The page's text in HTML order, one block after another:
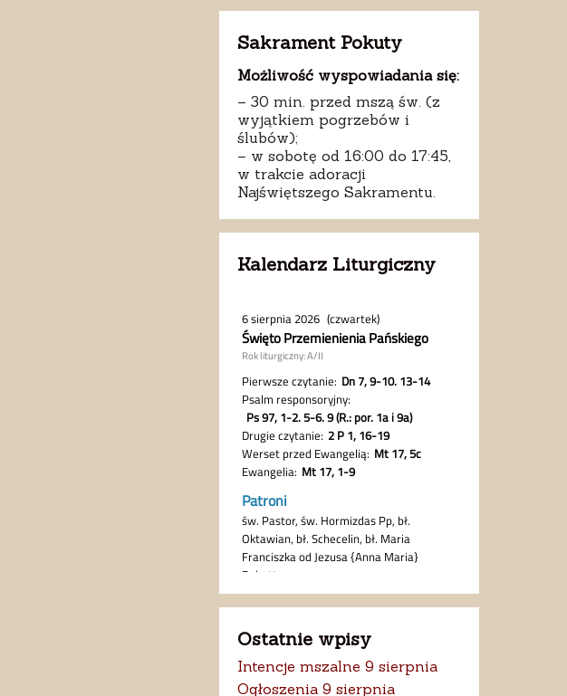
Sakrament Pokuty
Możliwość wyspowiadania się:
– 30 min. przed mszą św. (z
wyjątkiem pogrzebów i
ślubów);
– w sobotę od 16:00 do 17:45,
w trakcie adoracji
Najświętszego Sakramentu.
Kalendarz Liturgiczny
Ostatnie wpisy
Intencje mszalne 9 sierpnia
Ogłoszenia 9 sierpnia